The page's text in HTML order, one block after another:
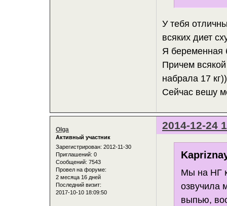
У тебя
всяких диет
Я беременная
Причем
набрала 17
Сейчас вешу
2014-12-24
Olga
Активный участник
Зарегистрирован: 2012-11-30
Приглашений: 0
Сообщений: 7543
Провел на форуме:
2 месяца 16 дней
Последний визит:
2017-10-10 18:09:50
Мы на НГ
озвучила
выпью,